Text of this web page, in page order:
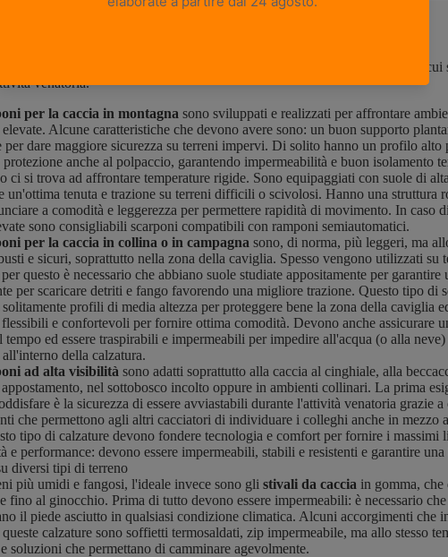
scarponi da caccia diversi
delle calzature da caccia può essere fatta considerando il luogo in cui
venatoria.
per la caccia in montagna sono sviluppati e realizzati per affrontare
Alcune caratteristiche che devono avere sono: un buon supporto
per dare maggiore sicurezza su terreni impervi. Di solito hanno un profilo alto
anche al polpaccio, garantendo impermeabilità e buon isolamento
ci si trova ad affrontare temperature rigide. Sono equipaggiati con suole di
un'ottima tenuta e trazione su terreni difficili o scivolosi. Hanno una struttura
a comodità e leggerezza per permettere rapidità di movimento. In caso
sono consigliabili scarponi compatibili con ramponi semiautomatici.
per la caccia in collina o in campagna sono, di norma, più leggeri, ma
e sicuri, soprattutto nella zona della caviglia. Spesso vengono utilizzati su
questo è necessario che abbiano suole studiate appositamente per garantire
per scaricare detriti e fango favorendo una migliore trazione. Questo tipo di
solitamente profili di media altezza per proteggere bene la zona della caviglia
e confortevoli per fornire ottima comodità. Devono anche assicurare
tempo ed essere traspirabili e impermeabili per impedire all'acqua (o alla neve)
all'interno della calzatura.
ad alta visibilità sono adatti soprattutto alla caccia al cinghiale, alla
nel sottobosco incolto oppure in ambienti collinari. La prima
è la sicurezza di essere avviastabili durante l'attività venatoria grazie a
che permettono agli altri cacciatori di individuare i colleghi anche in mezzo
tipo di calzature devono fondere tecnologia e comfort per fornire i massimi
e performance: devono essere impermeabili, stabili e resistenti e garantire una
diversi tipi di terreno
più umidi e fangosi, l'ideale invece sono gli stivali da caccia in gomma, che
fino al ginocchio. Prima di tutto devono essere impermeabili: è necessario che
il piede asciutto in qualsiasi condizione climatica. Alcuni accorgimenti che
calzature sono soffietti termosaldati, zip impermeabile, ma allo stesso
soluzioni che permettano di camminare agevolmente.